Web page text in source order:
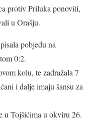
protiv Priluka ponoviti,
u Orašju.
pobjedu na
0:2.
kolu, te zadražala 7
i dalje imaju šansu za
u Tojšićima u okviru 26.